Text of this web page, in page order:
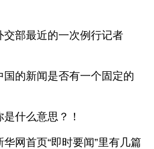
交部最近的一次例行记者
的新闻是否有一个固定的
什么意思？！
网首页“即时要闻”里有几篇